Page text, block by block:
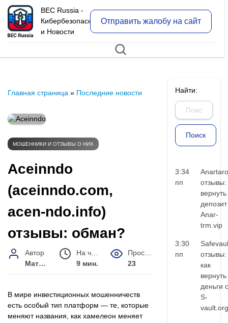
BEC Russia -
Кибербезопасность
и Новости
Отправить жалобу на сайт
Главная страница » Последние новости
МОШЕННИКИ И ОТЗЫВЫ О НИХ
Aceinndo
(aceinndo.com,
acen-ndo.info)
отзывы: обман?
Автор
Матвей Иванов
9 мин.
23
В мире инвестиционных мошенничеств
есть особый тип платформ — те, которые
меняют названия, как хамелеон меняет
Найти:
3:34
пп
отзывы:
вернуть
Anar-
trm.vip
3:30
пп
отзывы:
как
вернуть
деньги с
S-
vault.org